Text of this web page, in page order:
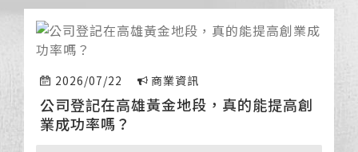
2026/07/22 商業資訊
公司登記在高雄黃金地段，真的能提高創
業成功率嗎？